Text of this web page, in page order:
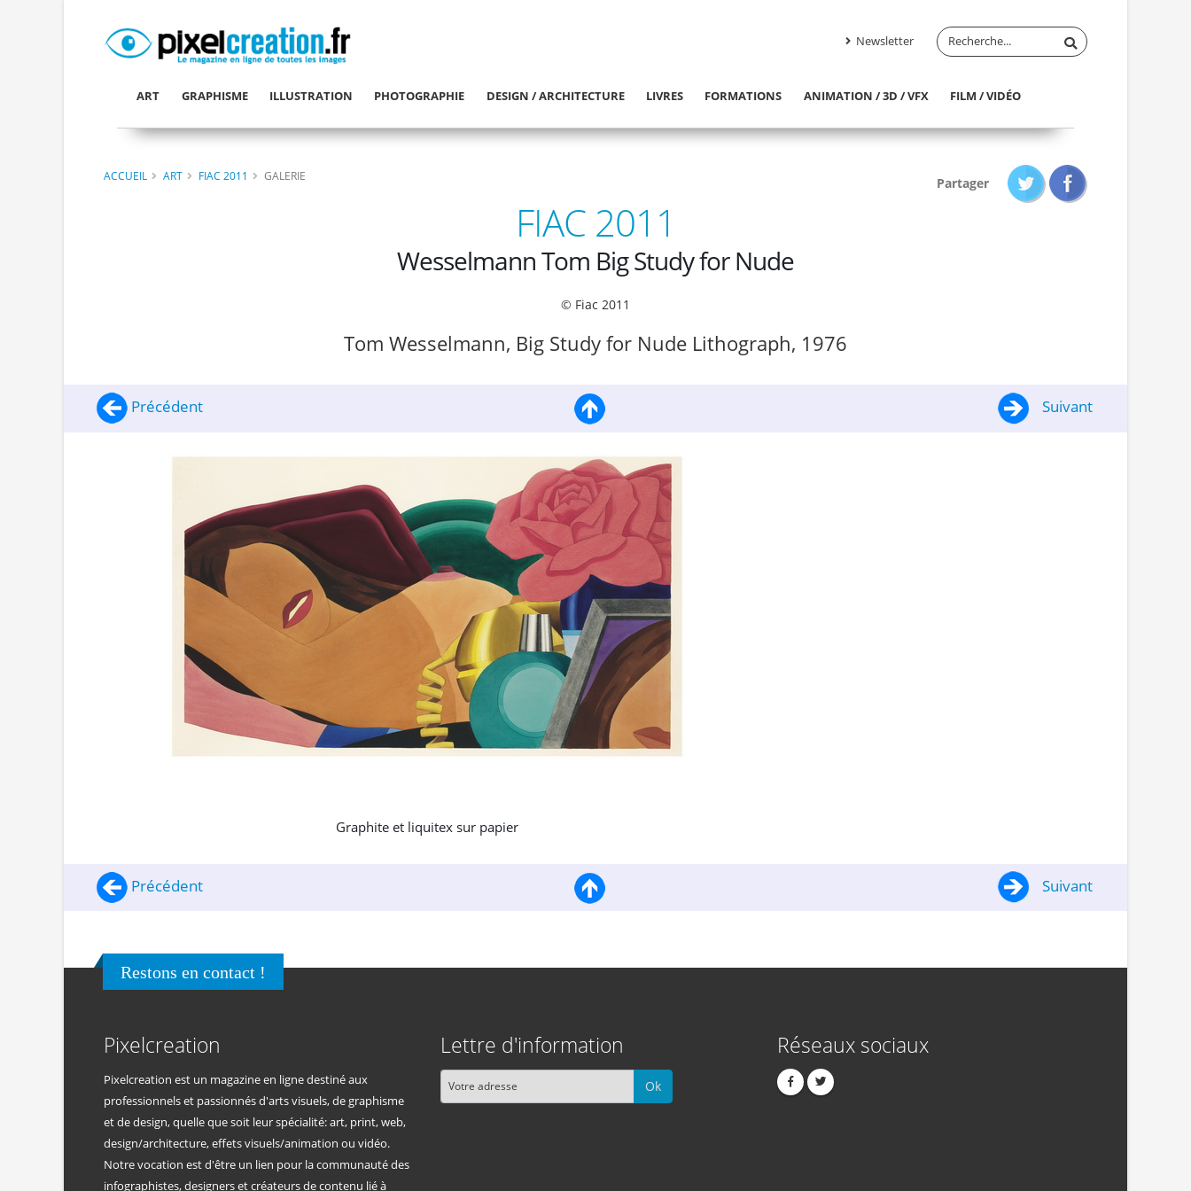
Newsletter
ART GRAPHISME ILLUSTRATION PHOTOGRAPHIE DESIGN / ARCHITECTURE LIVRES FORMATIONS ANIMATION / 3D / VFX FILM / VIDÉO
ACCUEIL ART FIAC 2011 GALERIE Partager
FIAC 2011
Wesselmann Tom Big Study for Nude
© Fiac 2011
Tom Wesselmann, Big Study for Nude Lithograph, 1976
Précédent Suivant
Graphite et liquitex sur papier
Précédent Suivant
Restons en contact !
Pixelcreation
Pixelcreation est un magazine en ligne destiné aux
professionnels et passionnés d'arts visuels, de graphisme
et de design, quelle que soit leur spécialité: art, print, web,
design/architecture, effets visuels/animation ou vidéo.
Notre vocation est d'être un lien pour la communauté des
infographistes, designers et créateurs de contenu lié à
Lettre d'information
Ok
Réseaux sociaux